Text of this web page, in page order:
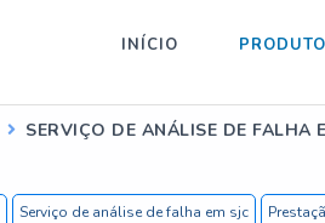
INÍCIO
SERVIÇO DE ANÁLISE DE FALHA
Serviço de análise de falha em sjc